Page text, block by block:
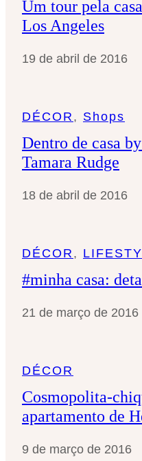
Um tour pela
Los Angeles
19 de abril de 2016
DÉCOR , Shops
Dentro de casa
Tamara Rudge
18 de abril de 2016
DÉCOR ,
#minha casa:
21 de março de 2016
DÉCOR
Cosmopolita-
apartamento de
9 de março de 2016